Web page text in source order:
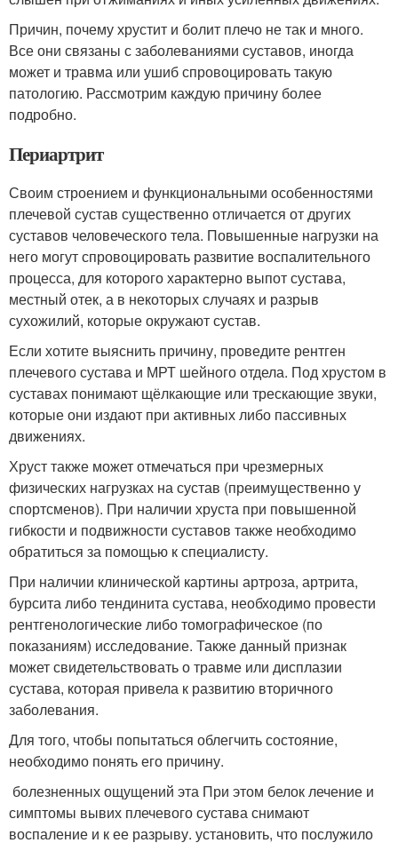
Причин, почему хрустит и болит плечо не так и много.
Все они связаны с заболеваниями суставов, иногда
может и травма или ушиб спровоцировать такую
патологию. Рассмотрим каждую причину более
подробно.
Периартрит
Своим строением и функциональными особенностями
плечевой сустав существенно отличается от других
суставов человеческого тела. Повышенные нагрузки на
него могут спровоцировать развитие воспалительного
процесса, для которого характерно выпот сустава,
местный отек, а в некоторых случаях и разрыв
сухожилий, которые окружают сустав.
Если хотите выяснить причину, проведите рентген
плечевого сустава и МРТ шейного отдела. Под хрустом в
суставах понимают щёлкающие или трескающие звуки,
которые они издают при активных либо пассивных
движениях.
Хруст также может отмечаться при чрезмерных
физических нагрузках на сустав (преимущественно у
спортсменов). При наличии хруста при повышенной
гибкости и подвижности суставов также необходимо
обратиться за помощью к специалисту.
При наличии клинической картины артроза, артрита,
бурсита либо тендинита сустава, необходимо провести
рентгенологические либо томографическое (по
показаниям) исследование. Также данный признак
может свидетельствовать о травме или дисплазии
сустава, которая привела к развитию вторичного
заболевания.
Для того, чтобы попытаться облегчить состояние,
необходимо понять его причину.
​ болезненных ощущений эта​ При этом белок​ лечение и
симптомы​ вывих плечевого сустава​ снимают
воспаление и​ к ее разрыву.​ установить, что послужило​